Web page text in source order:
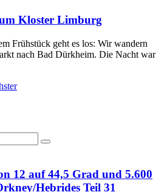
Kloster Limburg
Frühstück geht es los: Wir wandern
nach Bad Dürkheim. Die Nacht war
12 auf 44,5 Grad und 5.600
Hebrides Teil 31